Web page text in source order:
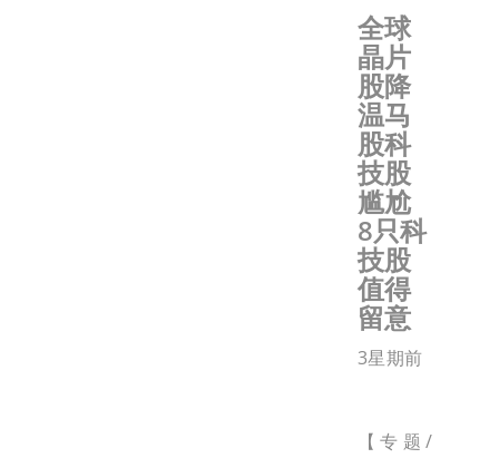
全球
晶片
股降
温马
股科
技股
尴尬
8只科
技股
值得
留意
3星期前
【专题/